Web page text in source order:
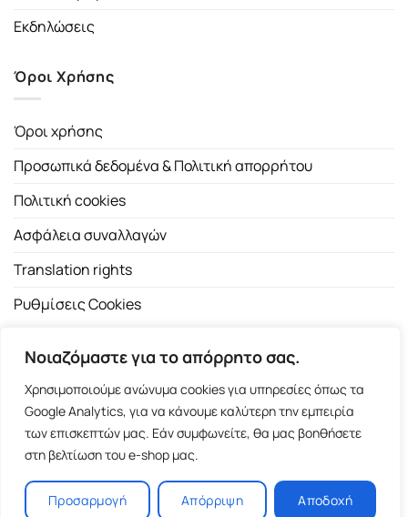
Νοιαζόμαστε για το απόρρητο σας.
Χρησιμοποιούμε ανώνυμα cookies για υπηρεσίες όπως τα
Google Analytics, για να κάνουμε καλύτερη την εμπειρία
των επισκεπτών μας. Εάν συμφωνείτε, θα μας βοηθήσετε
στη βελτίωση του e-shop μας.
Προσαρμογή Απόρριψη Αποδοχή
Εκδηλώσεις
Όροι Χρήσης
Όροι χρήσης
Προσωπικά δεδομένα & Πολιτική απορρήτου
Πολιτική cookies
Ασφάλεια συναλλαγών
Translation rights
Ρυθμίσεις Cookies
Copyright 2026 ©Εκδοτικός Οίκος Α.Α. Λιβάνη| All rights
reserved.
Σόλωνος 98, 10680 Αθήνα | Τ:2103661200- F: 2103617791